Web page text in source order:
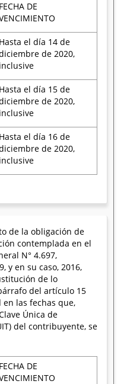
FECHA DE
Hasta el día 14 de
de 2020,
inclusive
Hasta el día 15 de
de 2020,
inclusive
Hasta el día 16 de
de 2020,
inclusive
de la obligación de
contemplada en el
N° 4.697,
y en su caso, 2016,
de lo
del artículo 15
las fechas que,
Única de
del contribuyente, se
FECHA DE